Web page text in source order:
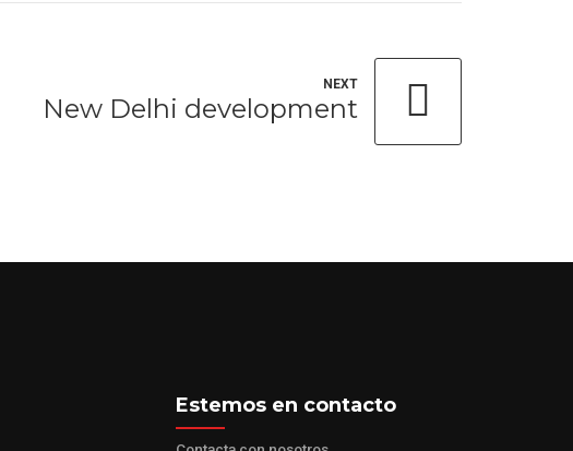
NEXT
New Delhi development
Estemos en contacto